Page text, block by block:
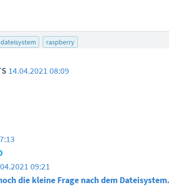
dateisystem raspberry
14.04.2021 08:09
09:21
die kleine Frage nach dem